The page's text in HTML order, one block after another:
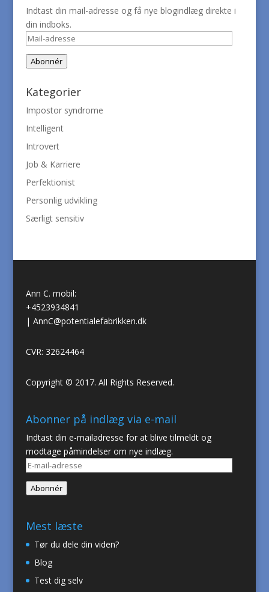
Indtast din mail-adresse og få nye blogindlæg direkte i
din indboks.
Mail-
adresse
Abonnér
Kategorier
Impostor syndrome
Intelligent
Introvert
Job & Karriere
Perfektionist
Personlig udvikling
Særligt sensitiv
Ann C. mobil:
+4523934841
| AnnC@potentialefabrikken.dk
CVR: 32624464
Copyright © 2017. All Rights Reserved.
Abonner på indlæg via e-mail
Indtast din e-mailadresse for at blive tilmeldt og
modtage påmindelser om nye indlæg.
E-
mail-
adresse
Abonnér
Mest læste
Tør du dele din viden?
Blog
Test dig selv